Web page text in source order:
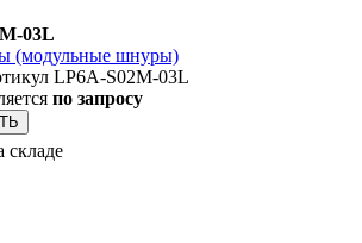
03L
(модульные шнуры)
LP6A-S02M-03L
по запросу
складе